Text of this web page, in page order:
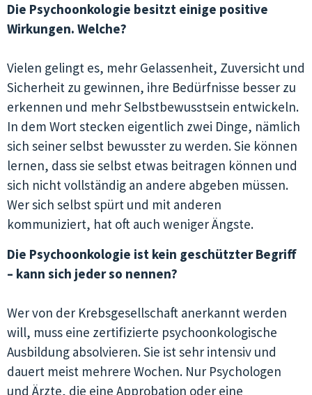
Die Psychoonkologie besitzt einige positive
Wirkungen. Welche?
Vielen gelingt es, mehr Gelassenheit, Zuversicht und
Sicherheit zu gewinnen, ihre Bedürfnisse besser zu
erkennen und mehr Selbstbewusstsein entwickeln.
In dem Wort stecken eigentlich zwei Dinge, nämlich
sich seiner selbst bewusster zu werden. Sie können
lernen, dass sie selbst etwas beitragen können und
sich nicht vollständig an andere abgeben müssen.
Wer sich selbst spürt und mit anderen
kommuniziert, hat oft auch weniger Ängste.
Die Psychoonkologie ist kein geschützter Begriff
– kann sich jeder so nennen?
Wer von der Krebsgesellschaft anerkannt werden
will, muss eine zertifizierte psychoonkologische
Ausbildung absolvieren. Sie ist sehr intensiv und
dauert meist mehrere Wochen. Nur Psychologen
und Ärzte, die eine Approbation oder eine